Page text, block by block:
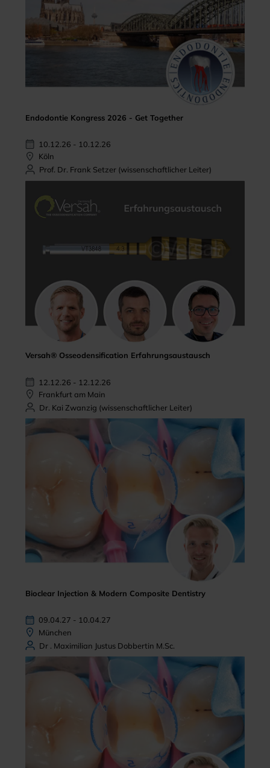
Endodontie Kongress 2026 - Get Together
10.12.26 - 10.12.26
Köln
Prof. Dr. Frank Setzer (wissenschaftlicher Leiter)
Versah® Osseodensification Erfahrungsaustausch
12.12.26 - 12.12.26
Frankfurt am Main
Dr. Kai Zwanzig (wissenschaftlicher Leiter)
Bioclear Injection & Modern Composite Dentistry
09.04.27 - 10.04.27
München
Dr . Maximilian Justus Dobbertin M.Sc.